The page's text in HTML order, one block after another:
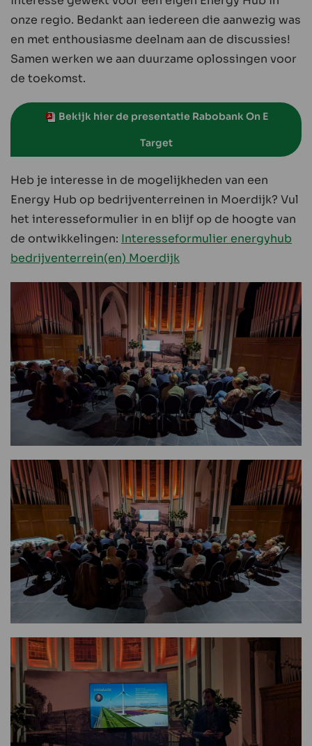
onze regio. Bedankt aan iedereen die aanwezig was
en met enthousiasme deelnam aan de discussies!
Samen werken we aan duurzame oplossingen voor
de toekomst.
Bekijk hier de presentatie Rabobank On E
Target
Heb je interesse in de mogelijkheden van een
Energy Hub op bedrijventerreinen in Moerdijk? Vul
het interesseformulier in en blijf op de hoogte van
de ontwikkelingen: Interesseformulier energyhub
bedrijventerrein(en) Moerdijk